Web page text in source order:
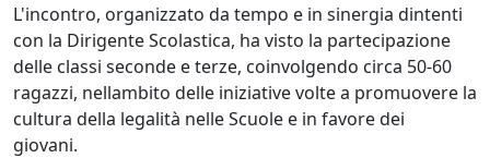
L'incontro, organizzato da tempo e in sinergia dintenti
con la Dirigente Scolastica, ha visto la partecipazione
delle classi seconde e terze, coinvolgendo circa 50-60
ragazzi, nellambito delle iniziative volte a promuovere la
cultura della legalità nelle Scuole e in favore dei
giovani.